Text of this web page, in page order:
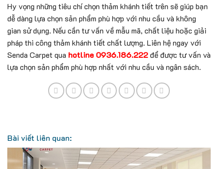
Hy vọng những tiêu chí chọn thảm khánh tiết trên sẽ giúp bạn
dễ dàng lựa chọn sản phẩm phù hợp với nhu cầu và không
gian sử dụng. Nếu cần tư vấn về mẫu mã, chất liệu hoặc giải
pháp thi công thảm khánh tiết chất lượng. Liên hệ ngay với
Senda Carpet qua hotline 0936.186.222để được tư vấn và
lựa chọn sản phẩm phù hợp nhất với nhu cầu và ngân sách.
Bài viết liên quan: